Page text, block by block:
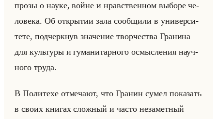
прозы о науке, войне и нрав­ствен­ном вы­бо­ре че­
ло­ве­ка. Об от­кры­тии зала со­об­щи­ли в уни­вер­си­
те­те, под­черк­нув зна­че­ние твор­че­ства Гра­ни­на
для культу­ры и гу­ма­ни­тар­но­го осмыс­ле­ния на­уч­
но­го труда.
В По­ли­те­хе от­ме­ча­ют, что Гра­нин сумел по­ка­зать
в своих кни­гах слож­ный и часто неза­мет­ный